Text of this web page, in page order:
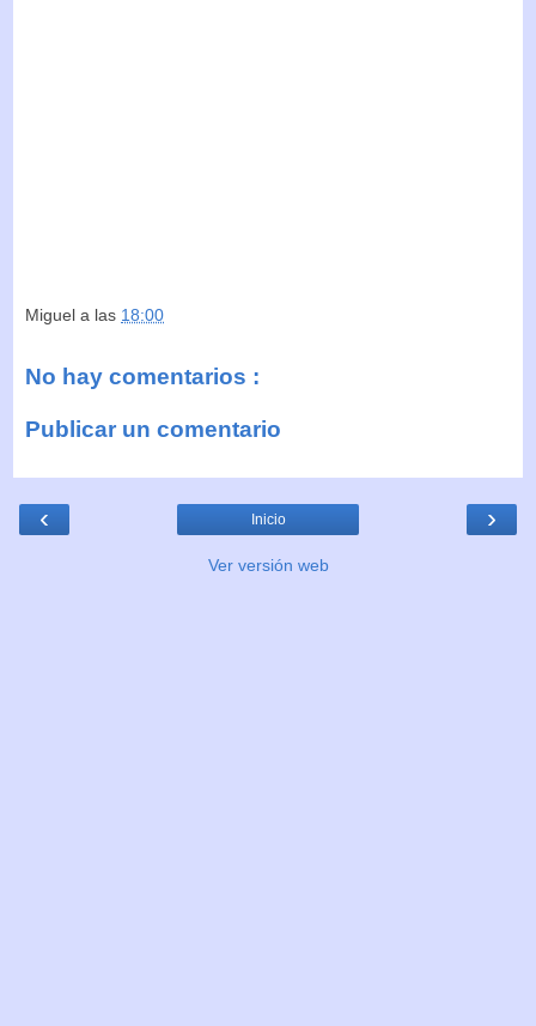
Miguel a las 18:00
No hay comentarios :
Publicar un comentario
‹ ›
Inicio
Ver versión web